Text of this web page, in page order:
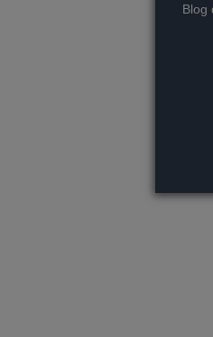
Blog